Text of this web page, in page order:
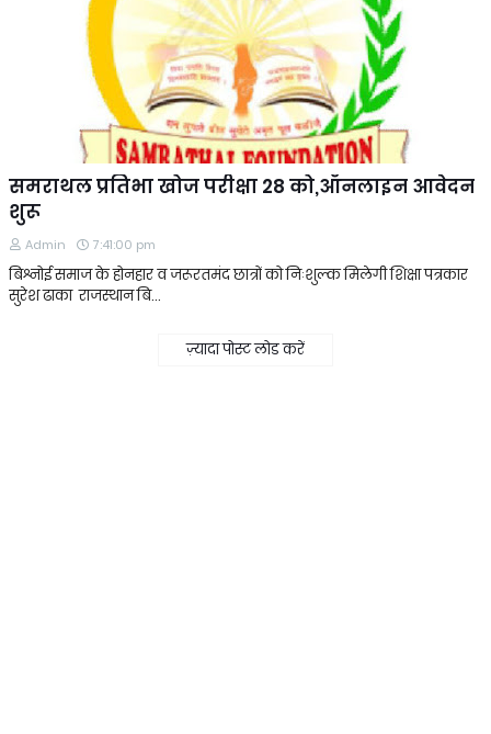
समराथल प्रतिभा खोज परीक्षा 28 को,ऑनलाइन आवेदन
शुरू
Admin 7:41:00 pm
बिश्नोई समाज के होनहार व जरूरतमंद छात्रों को निःशुल्क मिलेगी शिक्षा पत्रकार
सुरेश ढाका राजस्थान बि…
ज़्यादा पोस्ट लोड करें